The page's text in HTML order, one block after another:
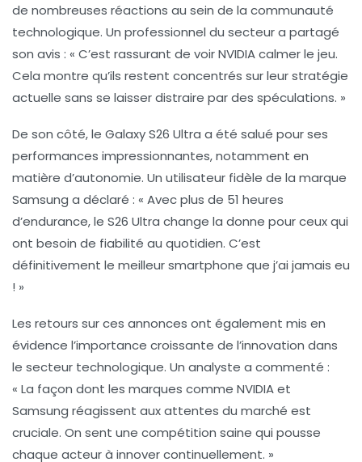
de nombreuses réactions au sein de la communauté
technologique. Un professionnel du secteur a partagé
son avis : « C’est rassurant de voir NVIDIA calmer le jeu.
Cela montre qu’ils restent concentrés sur leur stratégie
actuelle sans se laisser distraire par des spéculations. »
De son côté, le Galaxy S26 Ultra a été salué pour ses
performances impressionnantes, notamment en
matière d’autonomie. Un utilisateur fidèle de la marque
Samsung a déclaré : « Avec plus de 51 heures
d’endurance, le S26 Ultra change la donne pour ceux qui
ont besoin de fiabilité au quotidien. C’est
définitivement le meilleur smartphone que j’ai jamais eu
! »
Les retours sur ces annonces ont également mis en
évidence l’importance croissante de l’innovation dans
le secteur technologique. Un analyste a commenté :
« La façon dont les marques comme NVIDIA et
Samsung réagissent aux attentes du marché est
cruciale. On sent une compétition saine qui pousse
chaque acteur à innover continuellement. »